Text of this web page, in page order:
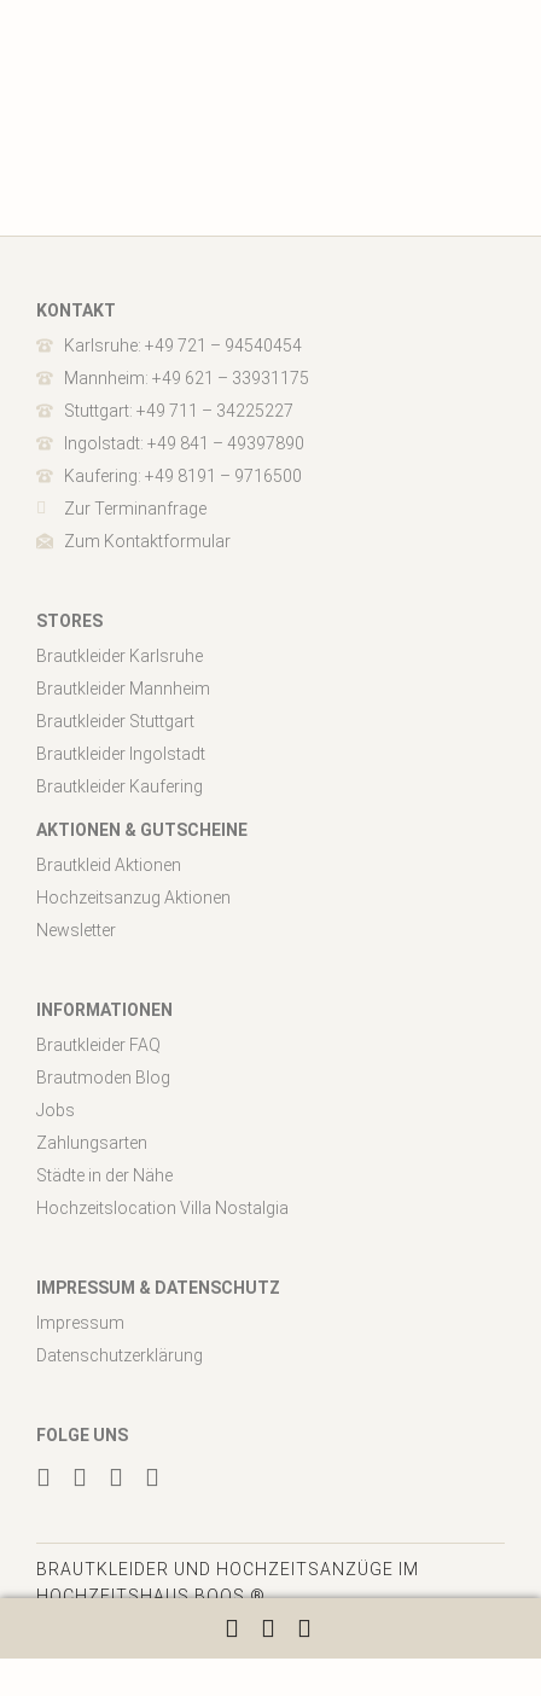
KONTAKT
Karlsruhe: +49 721 – 94540454
Mannheim: +49 621 – 33931175
Stuttgart: +49 711 – 34225227
Ingolstadt: +49 841 – 49397890
Kaufering: +49 8191 – 9716500
Zur Terminanfrage
Zum Kontaktformular
STORES
Brautkleider Karlsruhe
Brautkleider Mannheim
Brautkleider Stuttgart
Brautkleider Ingolstadt
Brautkleider Kaufering
AKTIONEN & GUTSCHEINE
Brautkleid Aktionen
Hochzeitsanzug Aktionen
Newsletter
INFORMATIONEN
Brautkleider FAQ
Brautmoden Blog
Jobs
Zahlungsarten
Städte in der Nähe
Hochzeitslocation Villa Nostalgia
IMPRESSUM & DATENSCHUTZ
Impressum
Datenschutzerklärung
FOLGE UNS
BRAUTKLEIDER UND HOCHZEITSANZÜGE IM
HOCHZEITSHAUS BOOS ®